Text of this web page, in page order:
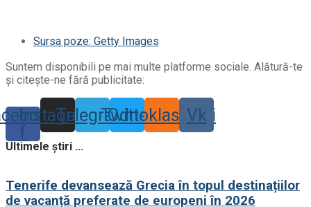
Sursa poze: Getty Images
Suntem disponibili pe mai multe platforme sociale. Alătură-te
și citește-ne fără publicitate:
f
Instagram
TelegramTwitter
Odnoklassniki
Vk
Ultimele știri ...
Tenerife devansează Grecia în topul destinațiilor
de vacanță preferate de europeni în 2026